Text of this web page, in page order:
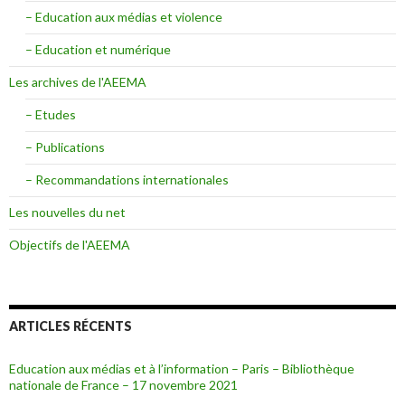
– Education aux médias et violence
– Education et numérique
Les archives de l'AEEMA
– Etudes
– Publications
– Recommandations internationales
Les nouvelles du net
Objectifs de l'AEEMA
ARTICLES RÉCENTS
Education aux médias et à l’information – Paris – Bibliothèque
nationale de France – 17 novembre 2021